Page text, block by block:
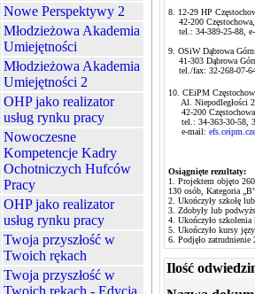
Nowe Perspektywy 2
Młodzieżowa Akademia
Umiejętności
Młodzieżowa Akademia
Umiejętności 2
OHP jako realizator
usług rynku pracy
Nowoczesne
Kompetencje Kadry
Ochotniczych Hufców
Pracy
OHP jako realizator
usług rynku pracy
Twoja przyszłość w
Twoich rękach
Twoja przyszłość w
Twoich rękach - Edycja
8. 12-29 HP
42-200
tel.: 34-389-25-88,
9. OSiW Dąbrowa
41-303 Dąbrowa
tel./fax: 32-268-07-
10. CEiPM
Al. Niepodległości
42-200 Częstochowa
tel.: 34-363-30-58,
e-mail:
Osiągnięte rezultaty:
1. Projektem objęto
130 osób, Kategoria
2. Ukończyły szkołę
3. Zdobyły lub
4. Ukończyło
5. Ukończyło kursy
6. Podjęło
Ilość